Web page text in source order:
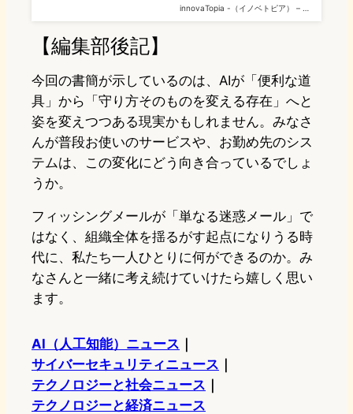
innovaTopia -（イノベトピア） – …
【編集部後記】
今回の書簡が示しているのは、AIが「便利な道
具」から「守り方そのものを変える存在」へと
姿を変えつつある現実かもしれません。みなさ
んが普段お使いのサービスや、お勤め先のシス
テムは、この変化にどう向き合っているでしょ
うか。
フィッシングメールが「単なる迷惑メール」で
はなく、組織全体を揺るがす起点になりうる時
代に、私たち一人ひとりに何ができるのか。み
なさんと一緒に考え続けていけたら嬉しく思い
ます。
AI（人工知能）ニュース
サイバーセキュリティニュース
テクノロジーと社会ニュース
テクノロジーと経済ニュース